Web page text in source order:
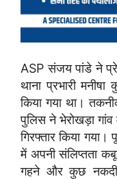
ASP संजय पांडे ने
थाना प्रभारी
किया गया था।
पुलिस ने भेरोखड़ा गांव
गिरफ्तार किया गया।
में अपनी संलिप्तता
गहने और कुछ नकदी